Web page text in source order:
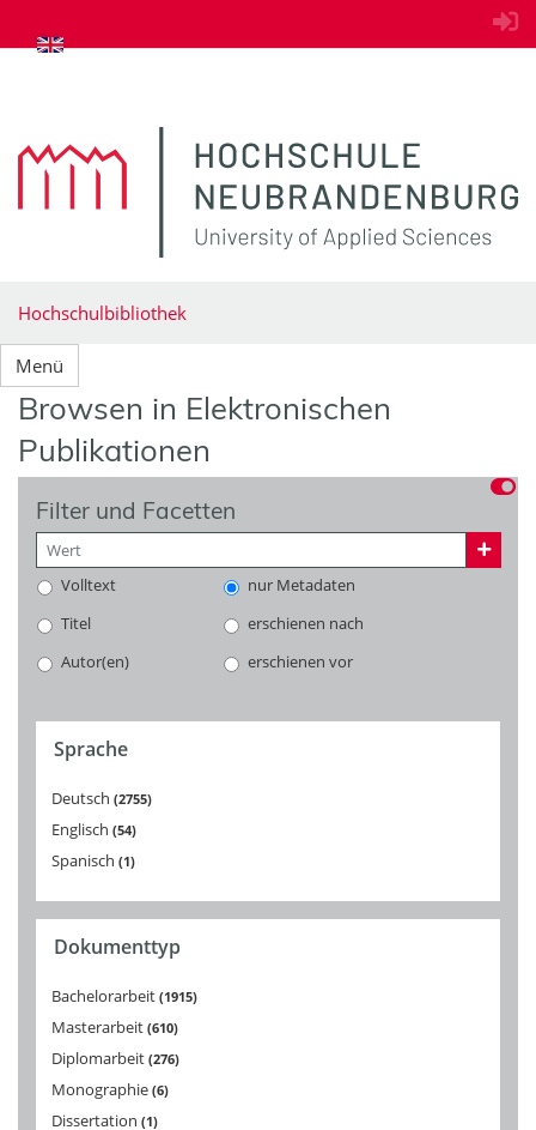
zum Inhalt springen
Hochschulbibliothek
Menü
Browsen in Elektronischen
Publikationen
Filter und Facetten
Volltext
nur Metadaten
Titel
erschienen nach
Autor(en)
erschienen vor
Sprache
Deutsch 2755
Englisch 54
Spanisch 1
Dokumenttyp
Bachelorarbeit 1915
Masterarbeit 610
Diplomarbeit 276
Monographie 6
Dissertation 1